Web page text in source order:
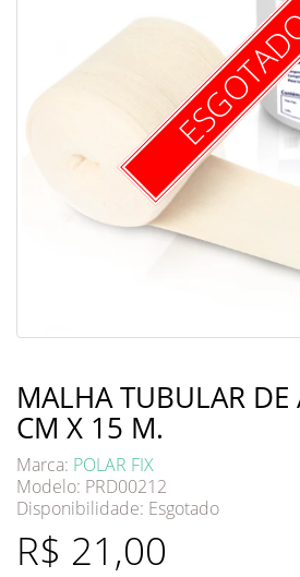
MALHA TUBULAR
CM X 15 M.
Marca: POLAR FIX
Modelo: PRD00212
Disponibilidade: Esgotado
R$ 21,00